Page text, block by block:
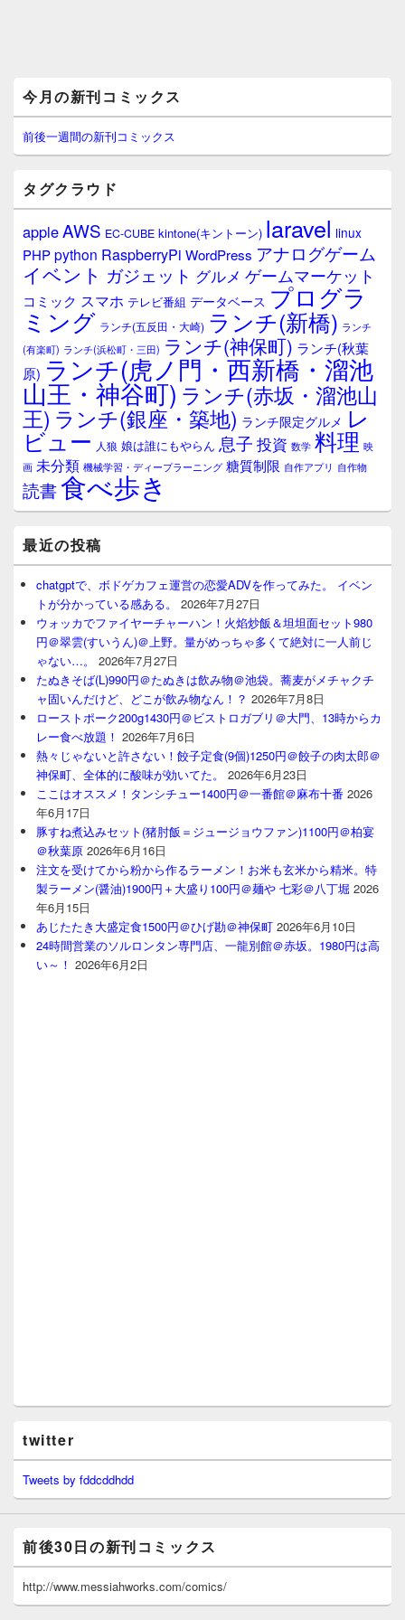
イ
ン
サ
イ
ウ
ィ
ジ
ェ
ア
今月の新刊コミックス
前後一週間の新刊コミックス
タグクラウド
appleAWS EC-CUBE kintone(キントーン) laravel linux
PHPpython RaspberryPi WordPress アナログゲーム
イベント ガジェット グルメ ゲームマーケット
コミック スマホ テレビ番組 データベース プログラ
ミング ランチ(五反田・大崎) ランチ(新橋) ランチ
(有楽町) ランチ(浜松町・三田) ランチ(神保町) ランチ(秋葉
原) ランチ(虎ノ門・西新橋・溜池
山王・神谷町) ランチ(赤坂・溜池山
王) ランチ(銀座・築地) ランチ限定グルメ レ
ビュー 人狼 娘は誰にもやらん 息子 投資 数学 料理 映
画 未分類 機械学習・ディープラーニング 糖質制限 自作アプリ 自作物
読書食べ歩き
最近の投稿
chatgptで、ボドゲカフェ運営の恋愛ADVを作ってみた。 イベン
トが分かっている感ある。
2026年7月27日
ウォッカでファイヤーチャーハン！火焰炒飯＆坦坦面セット980
円＠翠雲(すいうん)＠上野。量がめっちゃ多くて絶対に一人前じ
ゃない…。
2026年7月27日
たぬきそば(L)990円＠たぬきは飲み物＠池袋。蕎麦がメチャクチ
ャ固いんだけど、どこが飲み物なん！？ 2026年7月8日
ローストポーク200g1430円＠ビストロガブリ＠大門、13時からカ
レー食べ放題！ 2026年7月6日
熱々じゃないと許さない！餃子定食(9個)1250円＠餃子の肉太郎＠
神保町、全体的に酸味が効いてた。
2026年6月23日
ここはオススメ！タンシチュー1400円＠一番館＠麻布十番 2026
年6月17日
豚すね煮込みセット(猪肘飯＝ジュージョウファン)1100円＠柏宴
＠秋葉原 2026年6月16日
注文を受けてから粉から作るラーメン！お米も玄米から精米。特
製ラーメン(醤油)1900円＋大盛り100円＠麺や 七彩＠八丁堀 2026
年6月15日
あじたたき大盛定食1500円＠ひげ勘＠神保町 2026年6月10日
24時間営業のソルロンタン専門店、一龍別館＠赤坂。1980円は高
い～！ 2026年6月2日
twitter
Tweets by fddcddhdd
前後30日の新刊コミックス
http://www.messiahworks.com/comics/